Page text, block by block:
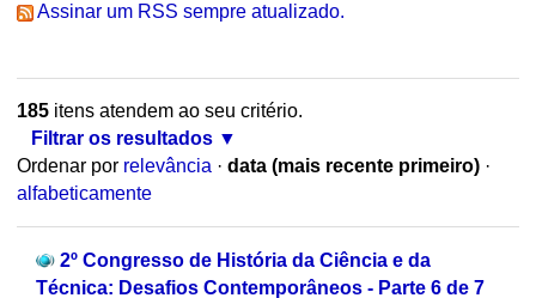
Assinar um RSS sempre atualizado.
185itens atendem ao seu critério.
Filtrar os resultados
Ordenar por relevância · data (mais recente primeiro) ·
alfabeticamente
2º Congresso de História da Ciência e da
Técnica: Desafios Contemporâneos - Parte 6 de 7